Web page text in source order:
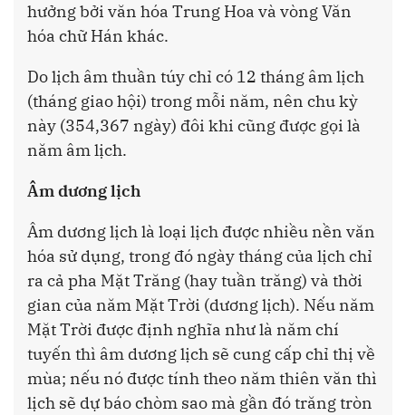
hưởng bởi văn hóa Trung Hoa và vòng Văn
hóa chữ Hán khác.
Do lịch âm thuần túy chỉ có 12 tháng âm lịch
(tháng giao hội) trong mỗi năm, nên chu kỳ
này (354,367 ngày) đôi khi cũng được gọi là
năm âm lịch.
Âm dương lịch
Âm dương lịch là loại lịch được nhiều nền văn
hóa sử dụng, trong đó ngày tháng của lịch chỉ
ra cả pha Mặt Trăng (hay tuần trăng) và thời
gian của năm Mặt Trời (dương lịch). Nếu năm
Mặt Trời được định nghĩa như là năm chí
tuyến thì âm dương lịch sẽ cung cấp chỉ thị về
mùa; nếu nó được tính theo năm thiên văn thì
lịch sẽ dự báo chòm sao mà gần đó trăng tròn